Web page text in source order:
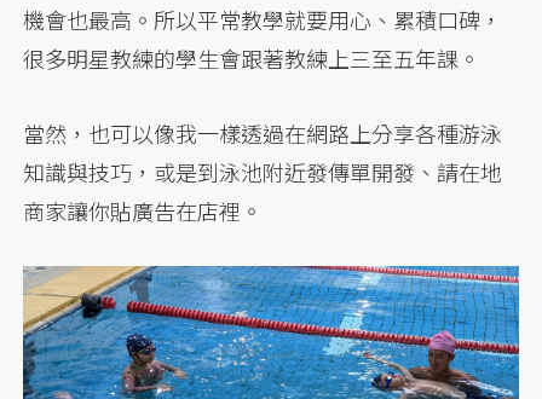
機會也最高。所以平常教學就要用心、累積口碑，
很多明星教練的學生會跟著教練上三至五年課。
當然，也可以像我一樣透過在網路上分享各種游泳
知識與技巧，或是到泳池附近發傳單開發、請在地
商家讓你貼廣告在店裡。